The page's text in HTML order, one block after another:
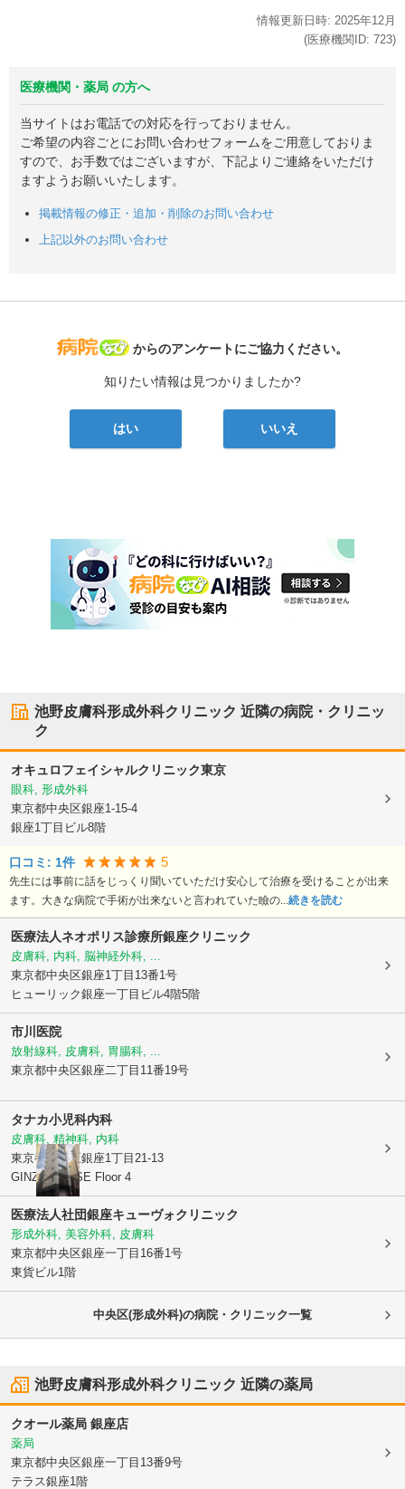
情報更新日時: 2025年12月
(医療機関ID: 723)
医療機関・薬局 の方へ
当サイトはお電話での対応を行っておりません。
ご希望の内容ごとにお問い合わせフォームをご用意しておりま
すので、お手数ではございますが、下記よりご連絡をいただけ
ますようお願いいたします。
掲載情報の修正・追加・削除のお問い合わせ
上記以外のお問い合わせ
病院なび
からのアンケートにご協力ください。
知りたい情報は見つかりましたか?
はい いいえ
池野皮膚科形成外科クリニック 近隣の病院・クリニッ
ク
オキュロフェイシャルクリニック東京
眼科, 形成外科
東京都中央区銀座1-15-4
銀座1丁目ビル8階
口コミ: 1件 5
先生には事前に話をじっくり聞いていただけ安心して治療を受けることが出来
ます。大きな病院で手術が出来ないと言われていた瞼の... 続きを読む
医療法人ネオポリス診療所銀座クリニック
皮膚科, 内科, 脳神経外科, ...
東京都中央区銀座1丁目13番1号
ヒューリック銀座一丁目ビル4階5階
市川医院
放射線科, 皮膚科, 胃腸科, ...
東京都中央区銀座二丁目11番19号
タナカ小児科内科
皮膚科, 精神科, 内科
東京都中央区銀座1丁目21-13
GINZA HOUSE Floor 4
医療法人社団銀座キューヴォクリニック
形成外科, 美容外科, 皮膚科
東京都中央区銀座一丁目16番1号
東貨ビル1階
中央区(形成外科)の病院・クリニック一覧
池野皮膚科形成外科クリニック 近隣の薬局
クオール薬局 銀座店
薬局
東京都中央区銀座一丁目13番9号
テラス銀座1階